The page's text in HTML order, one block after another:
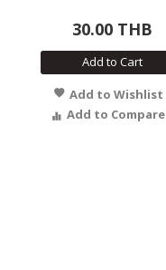
30.00 THB
Add to Cart
Add to Wishlist
Add to Compare